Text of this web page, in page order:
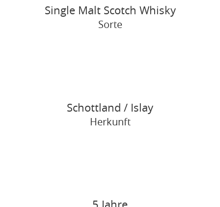
Single Malt Scotch Whisky
Sorte
Schottland / Islay
Herkunft